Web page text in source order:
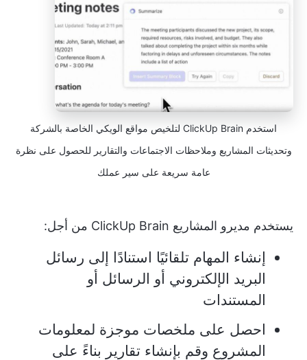
استخدم ClickUp Brain لتلخيص مواقع الويكي الخاصة بالشركة
وتحديثات المشاريع وملاحظات الاجتماعات والتقارير للحصول على نظرة
عامة سريعة على سير عملك
يستخدم مديرو المشاريع ClickUp Brain من أجل:
إنشاء المهام تلقائيًا استنادًا إلى رسائل
البريد الإلكتروني أو الرسائل أو
المستندات
احصل على ملخصات موجزة لمعلومات
المشروع وقم بإنشاء تقارير بناءً على